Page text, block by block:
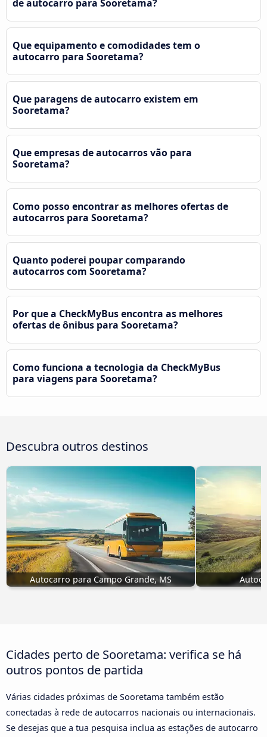
de autocarro para Sooretama?
Que equipamento e comodidades tem o
autocarro para Sooretama?
Que paragens de autocarro existem em
Sooretama?
Que empresas de autocarros vão para
Sooretama?
Como posso encontrar as melhores ofertas de
autocarros para Sooretama?
Quanto poderei poupar comparando
autocarros com Sooretama?
Por que a CheckMyBus encontra as melhores
ofertas de ônibus para Sooretama?
Como funciona a tecnologia da CheckMyBus
para viagens para Sooretama?
Descubra outros destinos
Autocarro para Campo Grande, MS
Cidades perto de Sooretama: verifica se há
outros pontos de partida
Várias cidades próximas de Sooretama também estão
conectadas à rede de autocarros nacionais ou internacionais.
Se desejas que a tua pesquisa inclua as estações de autocarro